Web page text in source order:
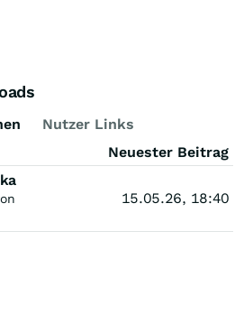
Nutzer Links
Neuester Beitrag
15.05.26, 18:40